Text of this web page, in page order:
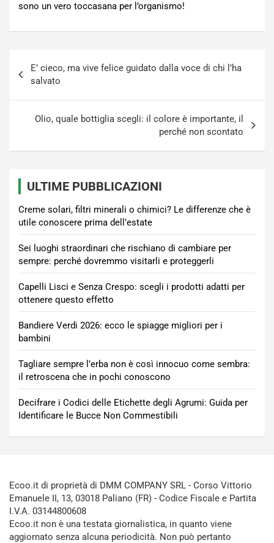
sono un vero toccasana per l’organismo!
articoli
E’ cieco, ma vive felice guidato dalla voce di chi l’ha
salvato
Olio, quale bottiglia scegli: il colore è importante, il
perché non scontato
ULTIME PUBBLICAZIONI
Creme solari, filtri minerali o chimici? Le differenze che è
utile conoscere prima dell’estate
Sei luoghi straordinari che rischiano di cambiare per
sempre: perché dovremmo visitarli e proteggerli
Capelli Lisci e Senza Crespo: scegli i prodotti adatti per
ottenere questo effetto
Bandiere Verdi 2026: ecco le spiagge migliori per i
bambini
Tagliare sempre l’erba non è così innocuo come sembra:
il retroscena che in pochi conoscono
Decifrare i Codici delle Etichette degli Agrumi: Guida per
Identificare le Bucce Non Commestibili
Ecoo.it di proprietà di DMM COMPANY SRL - Corso Vittorio
Emanuele II, 13, 03018 Paliano (FR) - Codice Fiscale e Partita
I.V.A. 03144800608
Ecoo.it non è una testata giornalistica, in quanto viene
aggiornato senza alcuna periodicità. Non può pertanto